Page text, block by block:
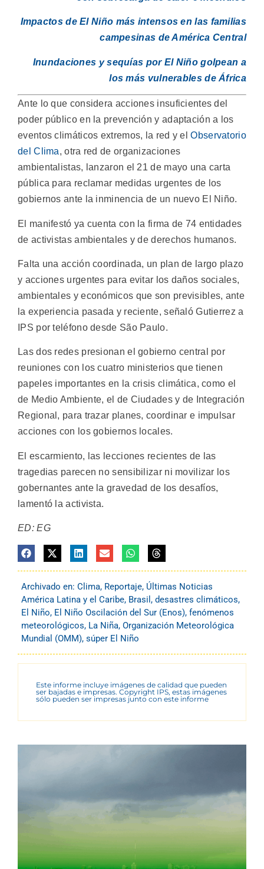
Impactos de El Niño más intensos en las familias
campesinas de América Central
Inundaciones y sequías por El Niño golpean a
los más vulnerables de África
Ante lo que considera acciones insuficientes del
poder público en la prevención y adaptación a los
eventos climáticos extremos, la red y elObservatorio
del Clima, otra red de organizaciones
ambientalistas, lanzaron el 21 de mayo una carta
pública para reclamar medidas urgentes de los
gobiernos ante la inminencia de un nuevo El Niño.
El manifestó ya cuenta con la firma de 74 entidades
de activistas ambientales y de derechos humanos.
Falta una acción coordinada, un plan de largo plazo
y acciones urgentes para evitar los daños sociales,
ambientales y económicos que son previsibles, ante
la experiencia pasada y reciente, señaló Gutierrez a
IPS por teléfono desde São Paulo.
Las dos redes presionan el gobierno central por
reuniones con los cuatro ministerios que tienen
papeles importantes en la crisis climática, como el
de Medio Ambiente, el de Ciudades y de Integración
Regional, para trazar planes, coordinar e impulsar
acciones con los gobiernos locales.
El escarmiento, las lecciones recientes de las
tragedias parecen no sensibilizar ni movilizar los
gobernantes ante la gravedad de los desafíos,
lamentó la activista.
ED: EG
Archivado en: Clima, Reportaje, Últimas Noticias
América Latina y el Caribe, Brasil , desastres climáticos,
El Niño, El Niño Oscilación del Sur (Enos), fenómenos
meteorológicos, La Niña, Organización Meteorológica
Mundial (OMM), súper El Niño
Este informe incluye imágenes de calidad que pueden
ser bajadas e impresas. Copyright IPS, estas imágenes
sólo pueden ser impresas junto con este informe